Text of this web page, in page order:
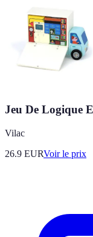
Jeu De Logique
Vilac
26.9 EURVoir le prix